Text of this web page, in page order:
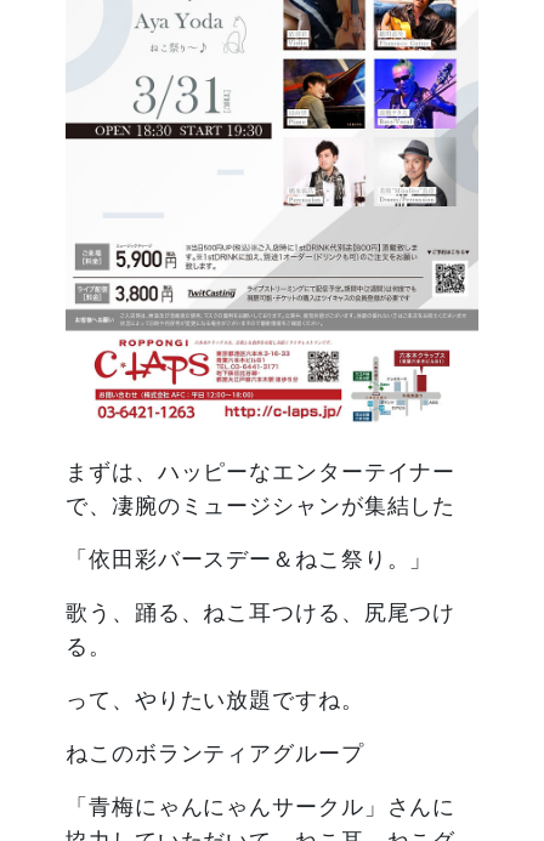
まずは、ハッピーなエンターテイナー
で、凄腕のミュージシャンが集結した
「依田彩バースデー＆ねこ祭り。」
歌う、踊る、ねこ耳つける、尻尾つけ
る。
って、やりたい放題ですね。
ねこのボランティアグループ
「青梅にゃんにゃんサークル」さんに